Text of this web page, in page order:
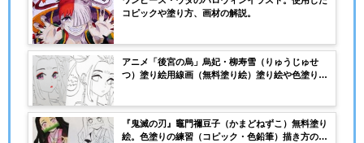
コピックや塗り方、画材の解説。
アニメ「後宮の烏」烏妃・柳寿雪（りゅうじゅせ
つ）塗り絵用線画（無料塗り絵）塗り絵や色塗りの
『鬼滅の刃』竈門禰豆子（かまどねずこ）無料塗り
絵。色塗りの練習（コピック・色鉛筆）描き方の練